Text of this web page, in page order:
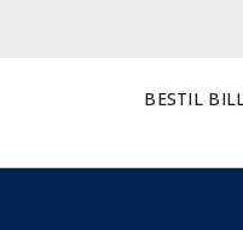
BESTIL